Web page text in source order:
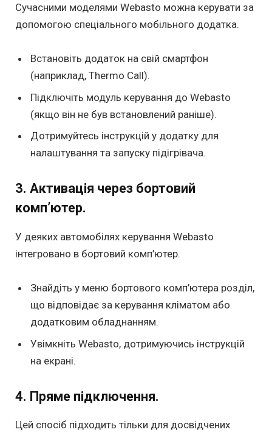
Сучасними моделями Webasto можна керувати за
допомогою спеціального мобільного додатка.
Встановіть додаток на свій смартфон
(наприклад, Thermo Call).
Підключіть модуль керування до Webasto
(якщо він не був встановлений раніше).
Дотримуйтесь інструкцій у додатку для
налаштування та запуску підігрівача.
3. Активація через бортовий
комп’ютер.
У деяких автомобілях керування Webasto
інтегровано в бортовий комп’ютер.
Знайдіть у меню бортового комп’ютера розділ,
що відповідає за керування кліматом або
додатковим обладнанням.
Увімкніть Webasto, дотримуючись інструкцій
на екрані.
4. Пряме підключення.
Цей спосіб підходить тільки для досвідчених